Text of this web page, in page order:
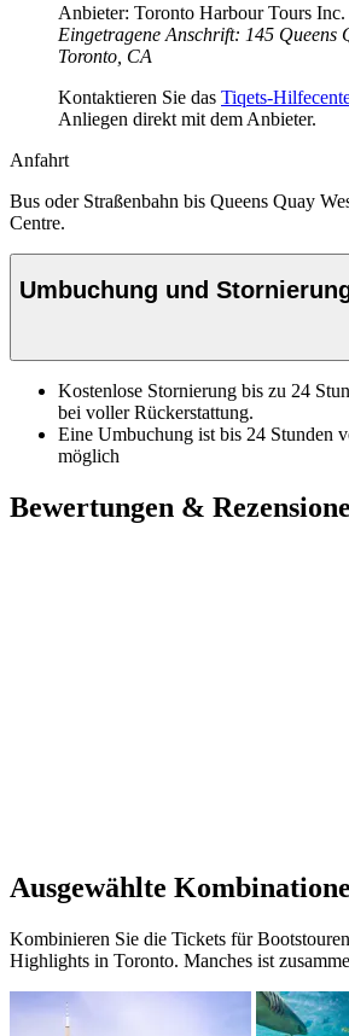
Anbieter: Toronto Harbour Tours Inc.
Eingetragene Anschrift: 145 Queens
Toronto, CA
Kontaktieren Sie das Tiqets-
Anliegen direkt mit dem Anbieter.
Anfahrt
Bus oder Straßenbahn bis Queens Quay
Centre.
Umbuchung und
Kostenlose Stornierung bis zu 24
bei voller Rückerstattung.
Eine Umbuchung ist bis 24 Stunden
möglich
Bewertungen &
Ausgewählte
Kombinieren Sie die Tickets für
Highlights in Toronto. Manches ist